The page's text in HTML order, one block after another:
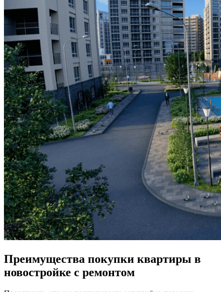
Преимущества покупки квартиры в
новостройке с ремонтом